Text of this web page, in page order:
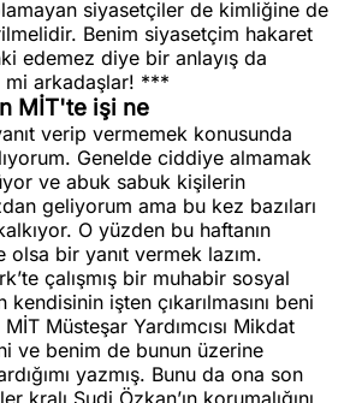
siyasetçiler de kimliğine de
Benim siyasetçim hakaret
edemez diye bir anlayış da
mi arkadaşlar! ***
MİT'te işi ne
verip vermemek konusunda
Genelde ciddiye almamak
ve abuk sabuk kişilerin
geliyorum ama bu kez bazıları
O yüzden bu haftanın
olsa bir yanıt vermek lazım.
çalışmış bir muhabir sosyal
kendisinin işten çıkarılmasını beni
MİT Müsteşar Yardımcısı Mikdat
ve benim de bunun üzerine
yazmış. Bunu da ona son
kralı Sudi Özkan’ın korumalığını